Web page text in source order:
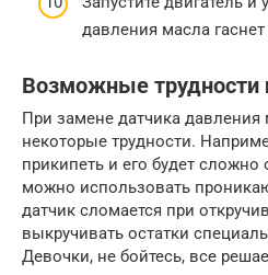
давления масла
Возможные трудности
При замене датчика давления
некоторые трудности.
прикипеть и его будет сложно
можно использовать
датчик сломается при
выкручивать остатки
Девочки, не бойтесь, все